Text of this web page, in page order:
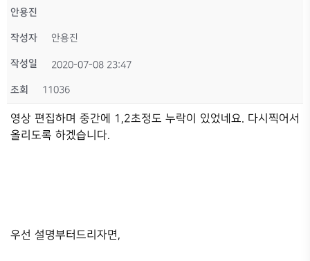
안용진
작성자 안용진
작성일 2020-07-08 23:47
조회 11036
영상 편집하며 중간에 1,2초정도 누락이 있었네요. 다시찍어서
올리도록 하겠습니다.
우선 설명부터드리자면,